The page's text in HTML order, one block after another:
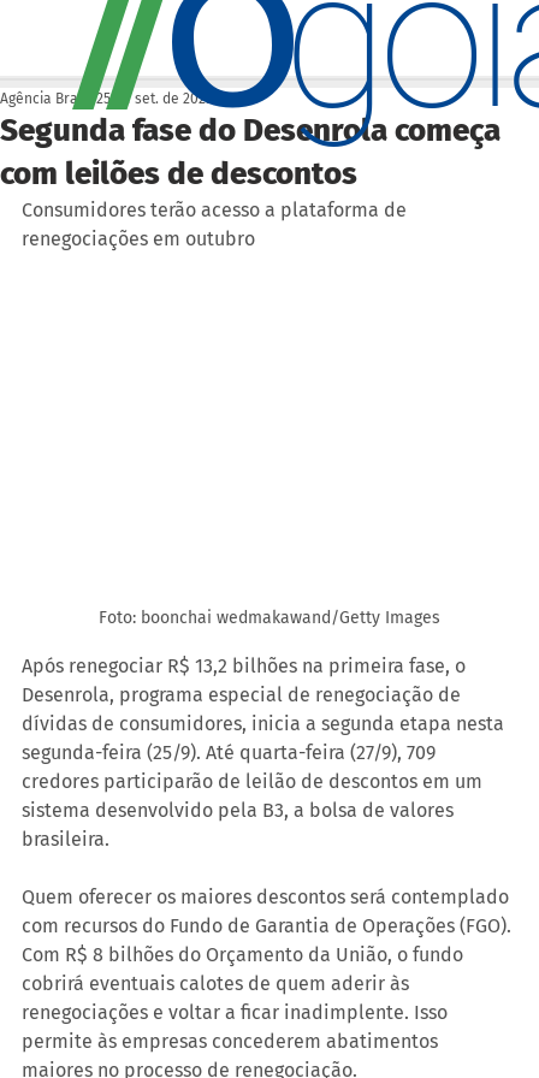
Segunda fase do Desenrola começa
com leilões de descontos
Agência Brasil 25 de set. de 2023
Consumidores terão acesso a plataforma de
renegociações em outubro
Foto: boonchai wedmakawand/Getty Images
Após renegociar R$ 13,2 bilhões na primeira fase, o
Desenrola, programa especial de renegociação de
dívidas de consumidores, inicia a segunda etapa nesta
segunda-feira (25/9). Até quarta-feira (27/9), 709
credores participarão de leilão de descontos em um
sistema desenvolvido pela B3, a bolsa de valores
brasileira.
Quem oferecer os maiores descontos será contemplado
com recursos do Fundo de Garantia de Operações (FGO).
Com R$ 8 bilhões do Orçamento da União, o fundo
cobrirá eventuais calotes de quem aderir às
renegociações e voltar a ficar inadimplente. Isso
permite às empresas concederem abatimentos
maiores no processo de renegociação.